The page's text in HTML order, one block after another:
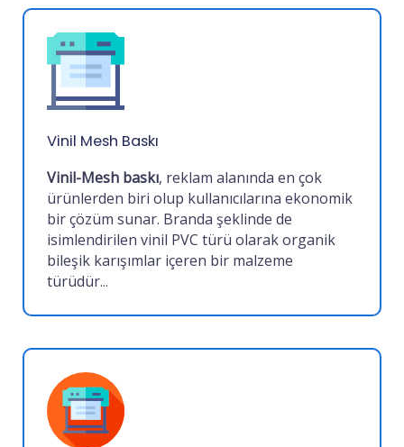
Vinil Mesh Baskı
Vinil-Mesh baskı, reklam alanında en çok
ürünlerden biri olup kullanıcılarına ekonomik
bir çözüm sunar. Branda şeklinde de
isimlendirilen vinil PVC türü olarak organik
bileşik karışımlar içeren bir malzeme
türüdür...